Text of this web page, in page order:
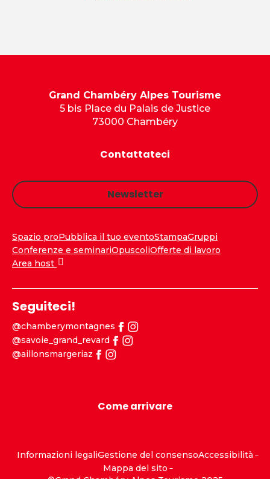
Grand Chambéry Alpes Tourisme
5 bis Place du Palais de Justice
73000 Chambéry
Contattateci
Newsletter
Spazio proPubblica il tuo eventoStampaGruppi
Conferenze e seminariOpuscoliOfferte di lavoro
Area host
Seguiteci!
@chamberymontagnes
@savoie_grand_revard
@aillonsmargeriaz
Come arrivare
Informazioni legaliGestione del consensoAccessibilità
Mappa del sito